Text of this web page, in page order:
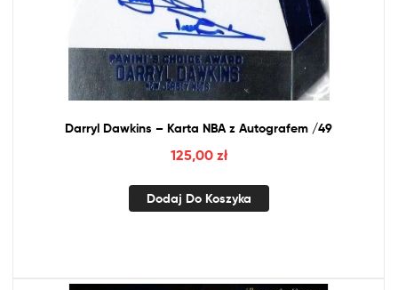
Darryl Dawkins – Karta NBA z Autografem /49
125,00 zł
Dodaj Do Koszyka